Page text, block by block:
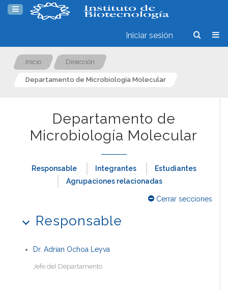
Iniciar sesión
Inicio Dirección
Departamento de Microbiología Molecular
Departamento de
Microbiología Molecular
Responsable Integrantes
Estudiantes
Agrupaciones relacionadas
Cerrar secciones
Responsable
Dr. Adrian Ochoa Leyva
Jefe del Departamento